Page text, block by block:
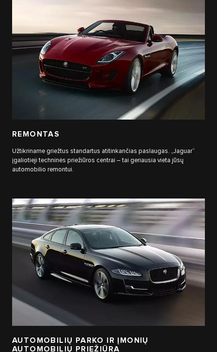
REMONTAS
Užtikriname griežtus standartus atitinkančias paslaugas. „Jaguar“
įgaliotieji techninės priežiūros centrai – tai geriausia vieta jūsų
automobilio remontui.
AUTOMOBILIŲ PARKO IR ĮMONIŲ
AUTOMOBILIŲ PRIEŽIŪRA